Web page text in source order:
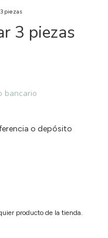
piezas
3 piezas
bancario
o depósito
producto de la tienda.